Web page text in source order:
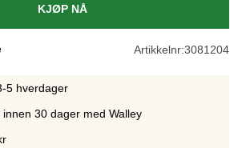
KJØP NÅ
Artikkelnr:3081204
5 hverdager
30 dager med Walley